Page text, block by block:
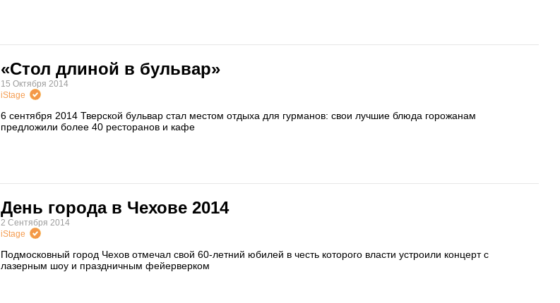
«Стол длиной в бульвар»
15 Октября 2014
iStage
6 сентября 2014 Тверской бульвар стал местом отдыха для гурманов: свои лучшие блюда горожанам
предложили более 40 ресторанов и кафе
День города в Чехове 2014
2 Сентября 2014
iStage
Подмосковный город Чехов отмечал свой 60-летний юбилей в честь которого власти устроили концерт с
лазерным шоу и праздничным фейерверком